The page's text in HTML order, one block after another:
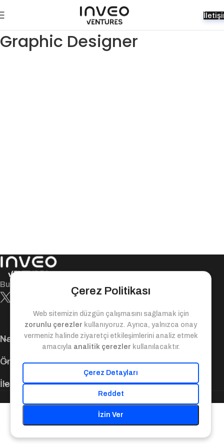
Graphic Designer
Bugün ile yarın arasındaki değer köprüsü!
Navigasyon
Önemli Bağlantılar
İletişim Bilgileri
© 2025. Inveo Ventures. Tüm Hakları Saklıdır.
Çerez Politikası
Web sitemizin düzgün çalışmasını sağlamak için
zorunlu çerezler kullanıyoruz. Ayrıca, yalnızca onay
vermeniz halinde ziyaretçi etkileşimlerini analiz etmek
amacıyla analitik çerezler kullanılacaktır.
Çerez Detayları
Reddet
İzin Ver